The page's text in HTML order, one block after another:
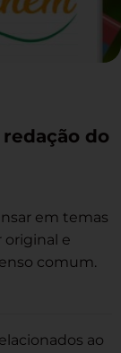
do
em temas
original e
comum.
ao